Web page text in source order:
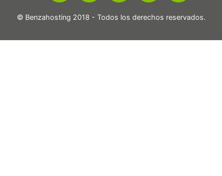
© Benzahosting 2018 - Todos los derechos reservados.